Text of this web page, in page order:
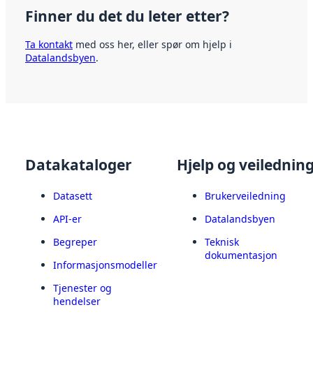
Finner du det du leter etter?
Ta kontakt med oss her, eller spør om hjelp i
Datalandsbyen.
Datakataloger
Datasett
API-er
Begreper
Informasjonsmodeller
Tjenester og
hendelser
Hjelp og
Brukerveiledning
Datalandsbyen
Teknisk
dokumentasjon